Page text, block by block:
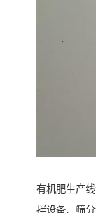
有机肥生产
拌设备、筛